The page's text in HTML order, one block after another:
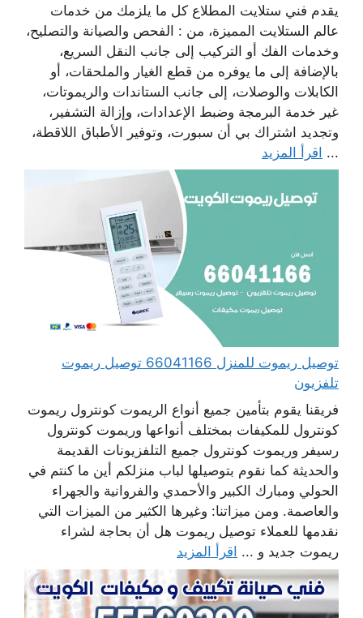
يقدم فني ستلايت المطلاع كل ما يلزمك من خدمات
عالم الستلايت المميزة، من : الفحص والصيانة والتصليح،
وخدمات الفك أو التركيب إلى جانب النقل السريع،
بالإضافة إلى ما يوفره من قطع الغيار والملحقات، أو
الكابلات والوصلات، إلى جانب الستاندات والريموتات،
غير خدمة البرمجة وضبط الإعدادات، وإزالة التشفير،
وتجديد اشتراك بي أن سبورت، وتوفير الأطباق اللاقطة،
... اقرأ المزيد
توصيل ريموت للمنزل 66041166 توصيل ريموت
تلفزيون
فريقنا يقوم بتأمين جميع أنواع الريموت كونترول ريموت
كونترول للمكيفات بمختلف أنواعها وريموت كونترول
رسيفر وريموت كونترول جميع التلفزيونات القديمة
والحديثة كما نقوم بتوصيلها لباب منزلكم أين ما كنتم في
الحولي ومبارك الكبير والأحمدي والفروانية والجهراء
والعاصمة. ومن ميزاتنا: وغيرها الكثير من الميزات التي
نقدمها للعملاء توصيل ريموت هل أن بحاجة لشراء
ريموت جديد و ... اقرأ المزيد